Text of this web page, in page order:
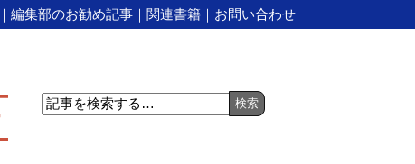
｜ 編集部のお勧め記事 ｜ 関連書籍 ｜ お問い合わせ